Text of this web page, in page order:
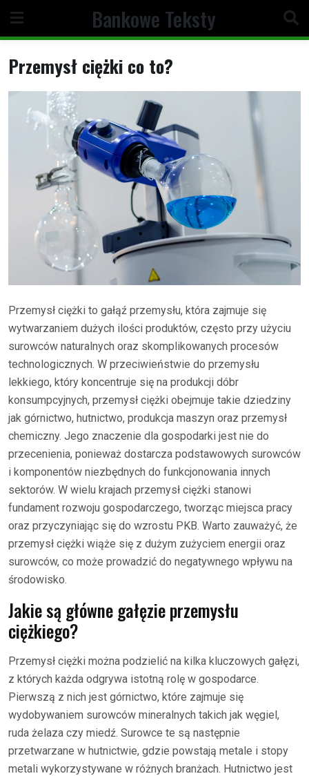
content
Bankowe Teksty
Przemysł ciężki co to?
Przemysł ciężki to gałąź przemysłu, która zajmuje się
wytwarzaniem dużych ilości produktów, często przy użyciu
surowców naturalnych oraz skomplikowanych procesów
technologicznych. W przeciwieństwie do przemysłu
lekkiego, który koncentruje się na produkcji dóbr
konsumpcyjnych, przemysł ciężki obejmuje takie dziedziny
jak górnictwo, hutnictwo, produkcja maszyn oraz przemysł
chemiczny. Jego znaczenie dla gospodarki jest nie do
przecenienia, ponieważ dostarcza podstawowych surowców
i komponentów niezbędnych do funkcjonowania innych
sektorów. W wielu krajach przemysł ciężki stanowi
fundament rozwoju gospodarczego, tworząc miejsca pracy
oraz przyczyniając się do wzrostu PKB. Warto zauważyć, że
przemysł ciężki wiąże się z dużym zużyciem energii oraz
surowców, co może prowadzić do negatywnego wpływu na
środowisko.
Jakie są główne gałęzie przemysłu
ciężkiego?
Przemysł ciężki można podzielić na kilka kluczowych gałęzi,
z których każda odgrywa istotną rolę w gospodarce.
Pierwszą z nich jest górnictwo, które zajmuje się
wydobywaniem surowców mineralnych takich jak węgiel,
ruda żelaza czy miedź. Surowce te są następnie
przetwarzane w hutnictwie, gdzie powstają metale i stopy
metali wykorzystywane w różnych branżach. Hutnictwo jest